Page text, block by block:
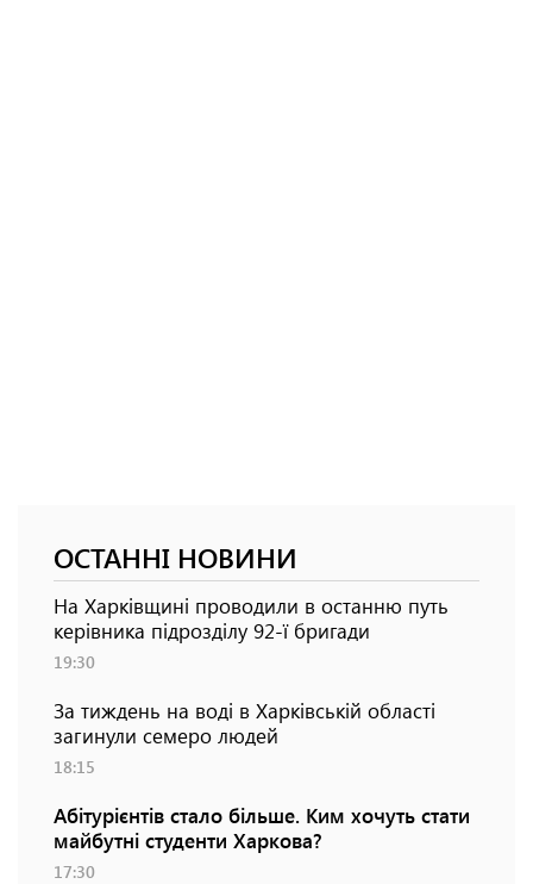
ОСТАННІ НОВИНИ
На Харківщині проводили в останню путь
керівника підрозділу 92-ї бригади
19:30
За тиждень на воді в Харківській області
загинули семеро людей
18:15
Абітурієнтів стало більше. Ким хочуть стати
майбутні студенти Харкова?
17:30